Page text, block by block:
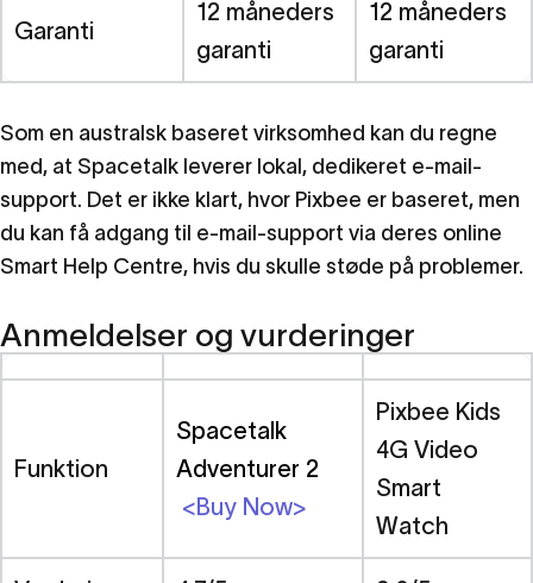
Garanti
12 måneders
garanti
12 måneders
garanti
Som en australsk baseret virksomhed kan du regne
med, at Spacetalk leverer lokal, dedikeret e-mail-
support. Det er ikke klart, hvor Pixbee er baseret, men
du kan få adgang til e-mail-support via deres online
Smart Help Centre, hvis du skulle støde på problemer.
Anmeldelser og vurderinger
Funktion
Spacetalk
Adventurer 2
<Buy Now>
Pixbee Kids
4G Video
Smart
Watch